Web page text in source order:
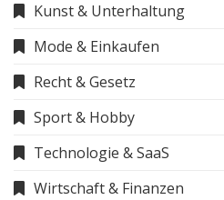
Kunst & Unterhaltung
Mode & Einkaufen
Recht & Gesetz
Sport & Hobby
Technologie & SaaS
Wirtschaft & Finanzen